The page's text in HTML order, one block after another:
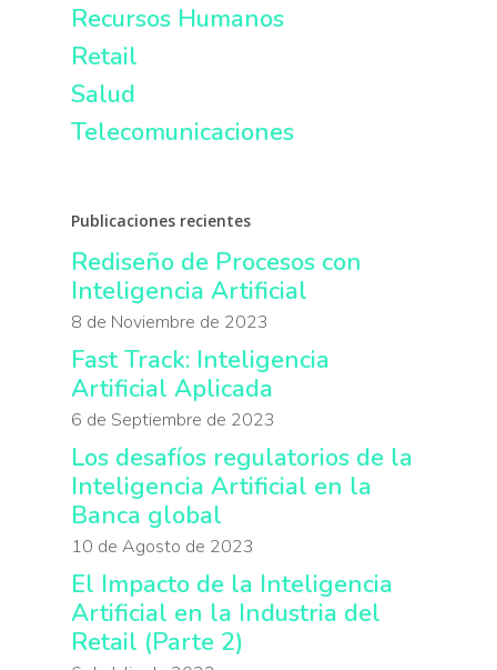
Recursos Humanos
Retail
Salud
Telecomunicaciones
Publicaciones recientes
Rediseño de Procesos con
Inteligencia Artificial
8 de Noviembre de 2023
Fast Track: Inteligencia
Artificial Aplicada
6 de Septiembre de 2023
Los desafíos regulatorios de la
Inteligencia Artificial en la
Banca global
10 de Agosto de 2023
El Impacto de la Inteligencia
Artificial en la Industria del
Retail (Parte 2)